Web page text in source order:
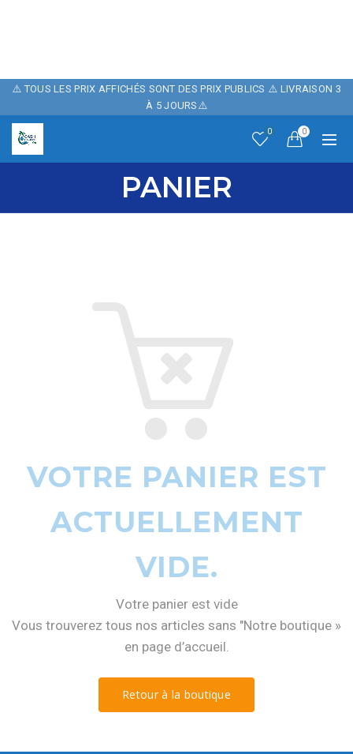
⚠️ TOUS LES PRIX AFFICHÉS SONT DES PRIX PUBLICS ⚠️ LIVRAISON 3
À 5 JOURS⚠️
0 0
PANIER
VOTRE PANIER EST
ACTUELLEMENT
VIDE.
Votre panier est vide
Vous trouverez tous nos articles sans "Notre boutique »
en page d’accueil.
Retour à la boutique
10% DE REMISE
SUR NOTRE SITE
AVEC LE CODE
PROMO: CASH06